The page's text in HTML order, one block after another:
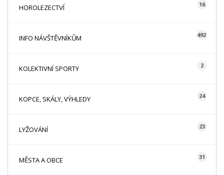
HOROLEZECTVÍ 16
INFO NÁVŠTĚVNÍKŮM 492
KOLEKTIVNÍ SPORTY 2
KOPCE, SKÁLY, VÝHLEDY 24
LYŽOVÁNÍ 23
MĚSTA A OBCE 31